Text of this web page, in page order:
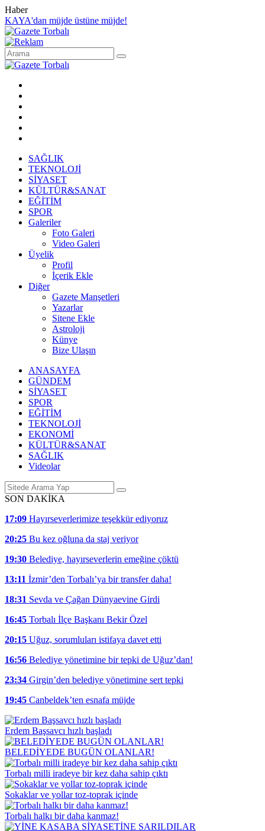
Haber
KAYA'dan müjde üstüne müjde!
SAĞLIK
TEKNOLOJİ
SİYASET
KÜLTÜR&SANAT
EĞİTİM
SPOR
Galeriler
Foto Galeri
Video Galeri
Üyelik
Profil
İçerik Ekle
Diğer
Gazete Manşetleri
Yazarlar
Sitene Ekle
Astroloji
Künye
Bize Ulaşın
ANASAYFA
GÜNDEM
SİYASET
SPOR
EĞİTİM
TEKNOLOJİ
EKONOMİ
KÜLTÜR&SANAT
SAĞLIK
Videolar
SON DAKİKA
17:09 Hayırseverlerimize teşekkür ediyoruz
20:25 Bu kez oğluna da staj veriyor
19:30 Belediye, hayırseverlerin emeğine çöktü
13:11 İzmir’den Torbalı’ya bir transfer daha!
18:31 Sevda ve Çağan Dünyaevine Girdi
16:45 Torbalı İlçe Başkanı Bekir Özel
20:15 Uğuz, sorumluları istifaya davet etti
16:56 Belediye yönetimine bir tepki de Uğuz’dan!
23:34 Girgin’den belediye yönetimine sert tepki
19:45 Canbeldek’ten esnafa müjde
Erdem Başsavcı hızlı başladı
BELEDİYEDE BUGÜN OLANLAR!
Torbalı milli iradeye bir kez daha sahip çıktı
Sokaklar ve yollar toz-toprak içinde
Torbalı halkı bir daha kanmaz!